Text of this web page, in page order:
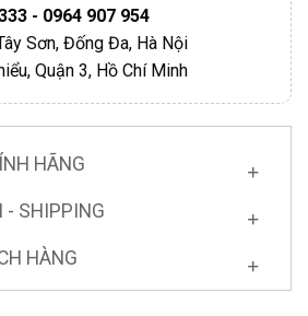
- 0964 907 954
Sơn, Đống Đa, Hà Nội
Quận 3, Hồ Chí Minh
HÃNG
- SHIPPING
HÀNG